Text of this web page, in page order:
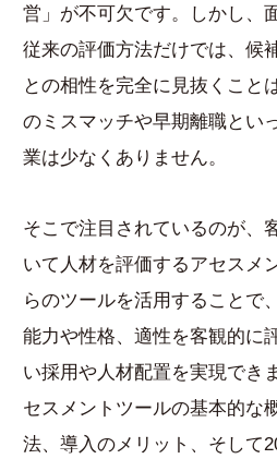
営」が不可欠です。しかし、
従来の評価方法だけでは、候
との相性を完全に見抜くこと
のミスマッチや早期離職とい
業は少なくありません。
そこで注目されているのが、
いて人材を評価するアセスメ
らのツールを活用することで
能力や性格、適性を客観的に
い採用や人材配置を実現でき
セスメントツールの基本的な
法、導入のメリット、そして